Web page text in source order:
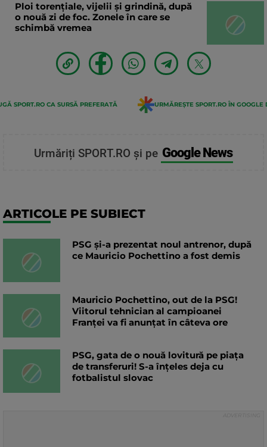
Ploi torențiale, vijelii și grindină, după
o nouă zi de foc. Zonele în care se
schimbă vremea
SPORT.RO CA SURSĂ PREFERATĂ URMĂREȘTE SPORT.RO ÎN GOOGLE
Urmăriți SPORT.RO și pe Google News
ARTICOLE PE SUBIECT
PSG și-a prezentat noul antrenor, după
ce Mauricio Pochettino a fost demis
Mauricio Pochettino, out de la PSG!
Viitorul tehnician al campioanei
Franței va fi anunțat în câteva ore
PSG, gata de o nouă lovitură pe piața
de transferuri! S-a înțeles deja cu
fotbalistul slovac